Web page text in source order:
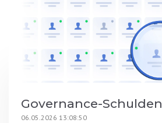
Governance-Schulden
06.05.2026 13:08:50